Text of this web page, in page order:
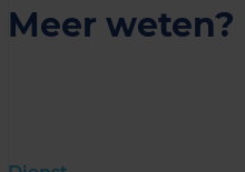
Meer weten?